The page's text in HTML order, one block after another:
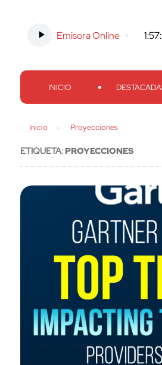
Emisora Online
INICIO
Inicio Proyecciones
ETIQUETA:PROYECCIONES